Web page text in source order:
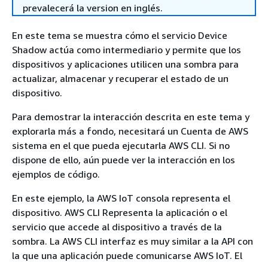
prevalecerá la version en inglés.
En este tema se muestra cómo el servicio Device
Shadow actúa como intermediario y permite que los
dispositivos y aplicaciones utilicen una sombra para
actualizar, almacenar y recuperar el estado de un
dispositivo.
Para demostrar la interacción descrita en este tema y
explorarla más a fondo, necesitará un Cuenta de AWS
sistema en el que pueda ejecutarla AWS CLI. Si no
dispone de ello, aún puede ver la interacción en los
ejemplos de código.
En este ejemplo, la AWS IoT consola representa el
dispositivo. AWS CLI Representa la aplicación o el
servicio que accede al dispositivo a través de la
sombra. La AWS CLI interfaz es muy similar a la API con
la que una aplicación puede comunicarse AWS IoT. El